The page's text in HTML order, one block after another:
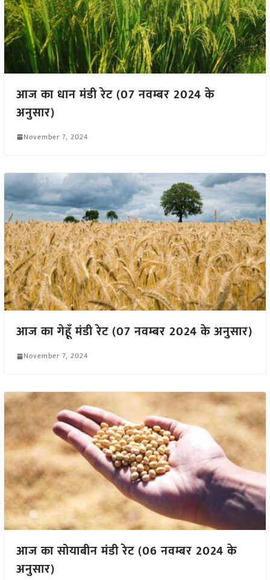
आज का धान मंडी रेट (07 नवम्बर 2024 के
अनुसार)
November 7, 2024
आज का गेहूँ मंडी रेट (07 नवम्बर 2024 के अनुसार)
November 7, 2024
आज का सोयाबीन मंडी रेट (06 नवम्बर 2024 के
अनुसार)